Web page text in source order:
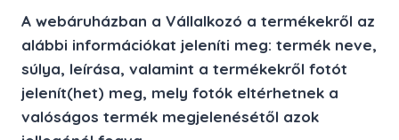
A webáruházban a Vállalkozó a termékekről az
alábbi információkat jeleníti meg: termék neve,
súlya, leírása, valamint a termékekről fotót
jelenít(het) meg, mely fotók eltérhetnek a
valóságos termék megjelenésétől azok